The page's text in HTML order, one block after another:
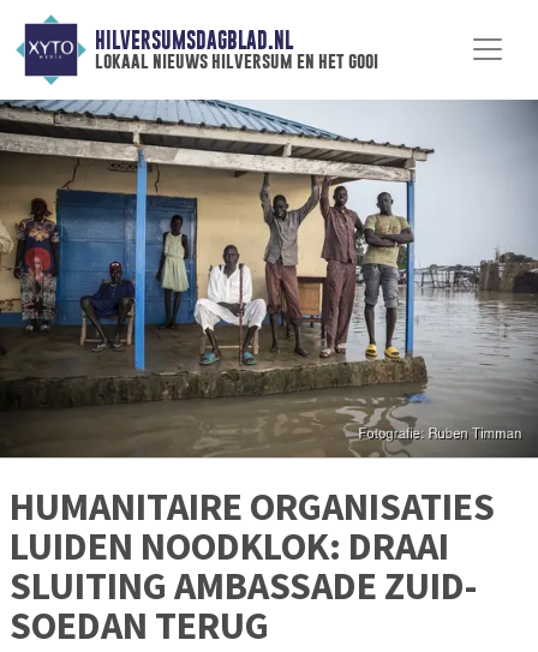
HILVERSUMSDAGBLAD.NL
lokaal nieuws hilversum en het gooi
HUMANITAIRE ORGANISATIES
LUIDEN NOODKLOK: DRAAI
SLUITING AMBASSADE ZUID-
SOEDAN TERUG